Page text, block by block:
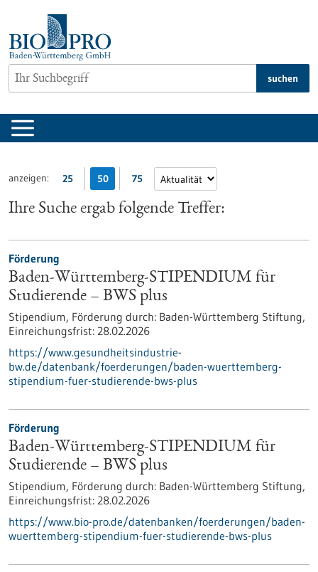
springen
suchen
anzeigen: 25 50 75
Ihre Suche ergab folgende Treffer:
Förderung
Baden-Württemberg-STIPENDIUM für
Studierende – BWS plus
Stipendium, Förderung durch: Baden-Württemberg Stiftung,
Einreichungsfrist: 28.02.2026
https://www.gesundheitsindustrie-
bw.de/datenbank/foerderungen/baden-wuerttemberg-
stipendium-fuer-studierende-bws-plus
Förderung
Baden-Württemberg-STIPENDIUM für
Studierende – BWS plus
Stipendium, Förderung durch: Baden-Württemberg Stiftung,
Einreichungsfrist: 28.02.2026
https://www.bio-pro.de/datenbanken/foerderungen/baden-
wuerttemberg-stipendium-fuer-studierende-bws-plus